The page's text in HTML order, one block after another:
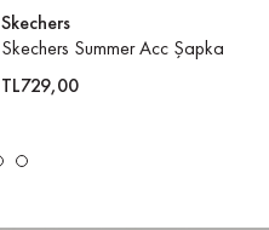
Skechers
Skechers Summer Acc Şapka
TL729,00